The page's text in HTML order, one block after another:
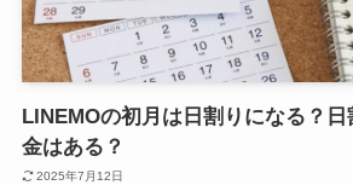
LINEMOの初月は日割りになる？
金はある？
2025年7月12日